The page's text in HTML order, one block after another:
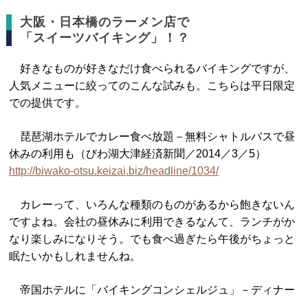
大阪・日本橋のラーメン店で
「スイーツバイキング」！？
好きなものが好きなだけ食べられるバイキングですが、
人気メニューに絞ってのこんな試みも。こちらは平日限定
での提供です。
琵琶湖ホテルでカレー食べ放題－無料シャトルバスで昼
休みの利用も（びわ湖大津経済新聞／2014／3／5）
http://biwako-otsu.keizai.biz/headline/1034/
カレーって、いろんな種類のものがあるから飽きないん
ですよね。会社の昼休みに利用できるなんて、ランチがか
なり楽しみになりそう。でも食べ過ぎたら午後がちょっと
眠たいかもしれませんね。
帝国ホテルに「バイキングコンシェルジュ」－ディナー